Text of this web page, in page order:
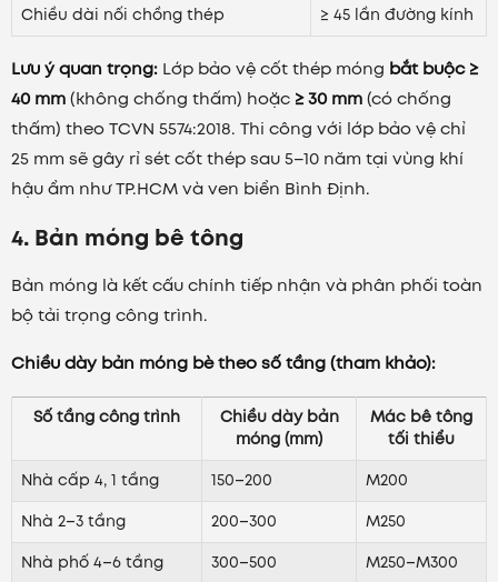
Chiều dài nối chồng thép ≥ 45 lần đường kính
Lưu ý quan trọng: Lớp bảo vệ cốt thép móng bắt buộc ≥
40 mm(không chống thấm) hoặc ≥ 30 mm(có chống
thấm) theo TCVN 5574:2018. Thi công với lớp bảo vệ chỉ
25 mm sẽ gây rỉ sét cốt thép sau 5–10 năm tại vùng khí
hậu ẩm như TP.HCM và ven biển Bình Định.
4. Bản móng bê tông
Bản móng là kết cấu chính tiếp nhận và phân phối toàn
bộ tải trọng công trình.
Chiều dày bản móng bè theo số tầng (tham khảo):
Số tầng công trình
Chiều dày bản
móng (mm)
Mác bê tông
tối thiểu
Nhà cấp 4, 1 tầng
150–200
M200
Nhà 2–3 tầng
200–300
M250
Nhà phố 4–6 tầng
300–500 M250–M300